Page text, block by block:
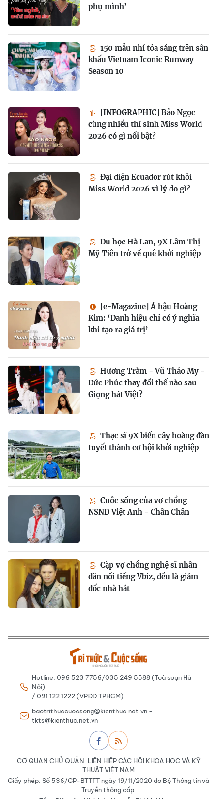
phụ mình’
150 mẫu nhí tỏa sáng trên sân
khấu Vietnam Iconic Runway
Season 10
[INFOGRAPHIC] Bảo Ngọc
cùng nhiều thí sinh Miss World
2026 có gì nổi bật?
Đại diện Ecuador rút khỏi
Miss World 2026 vì lý do gì?
Du học Hà Lan, 9X Lâm Thị
Mỹ Tiên trở về quê khởi nghiệp
[e-Magazine] Á hậu Hoàng
Kim: ‘Danh hiệu chỉ có ý nghĩa
khi tạo ra giá trị’
Hương Tràm - Vũ Thảo My -
Đức Phúc thay đổi thế nào sau
Giọng hát Việt?
Thạc sĩ 9X biến cây hoàng đàn
tuyết thành cơ hội khởi nghiệp
Cuộc sống của vợ chồng
NSND Việt Anh - Chân Chân
Cặp vợ chồng nghệ sĩ nhân
dân nổi tiếng Vbiz, đều là giám
đốc nhà hát
Hotline: 096 523 7756/035 249 5588 (Toà soạn Hà
Nội)
/ 091 122 1222 (VPĐD TPHCM)
baotrithuccuocsong@kienthuc.net.vn -
tkts@kienthuc.net.vn
CƠ QUAN CHỦ QUẢN: LIÊN HIỆP CÁC HỘI KHOA HỌC VÀ KỸ
THUẬT VIỆT NAM
Giấy phép: Số 536/GP-BTTTT ngày 19/11/2020 do Bộ Thông tin và
Truyền thông cấp.